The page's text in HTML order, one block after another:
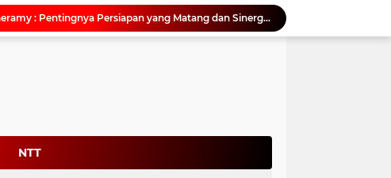
Kadis ESDM Bujaeramy : Pentingnya Persiapan yang Matang dan Sinergitas Sukseskan HUT RI ke-81 dan Hari Jadi Sulawesi Barat ke-22
Antisipasi Gelombang Hoaks Agustus, Pemprov Sulbar Ajak Warga Jaga Ruang Digital
Dukung Digitalisasi Kepegawaian, DPMPTSP Sulbar Siap Terapkan Aplikasi FLEKSI ASN
NTT